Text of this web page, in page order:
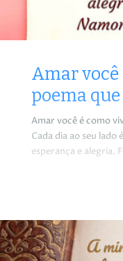
Amar
poema
Amar você é como
Cada dia ao seu
esperança e alegria.